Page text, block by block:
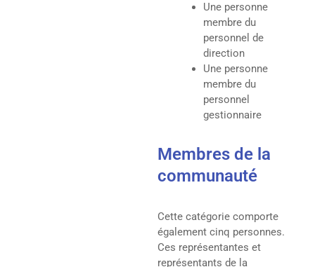
Une personne
membre du
personnel de
direction
Une personne
membre du
personnel
gestionnaire
Membres de la
communauté
Cette catégorie comporte
également cinq personnes.
Ces représentantes et
représentants de la